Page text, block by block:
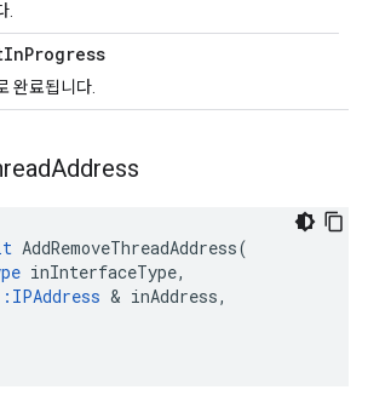
.
InProgress
완료됩니다.
Address
AddRemoveThreadAddress(
inInterfaceType,
IPAddress & inAddress,